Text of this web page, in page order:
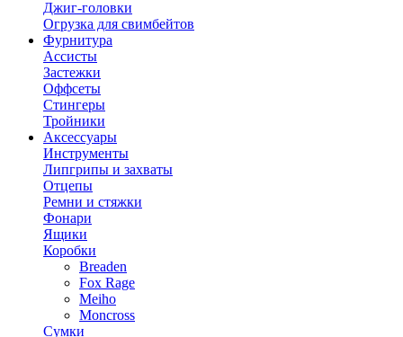
Джиг-головки
Огрузка для свимбейтов
Фурнитура
Ассисты
Застежки
Оффсеты
Стингеры
Тройники
Аксессуары
Инструменты
Липгрипы и захваты
Отцепы
Ремни и стяжки
Фонари
Ящики
Коробки
Breaden
Fox Rage
Meiho
Moncross
Сумки